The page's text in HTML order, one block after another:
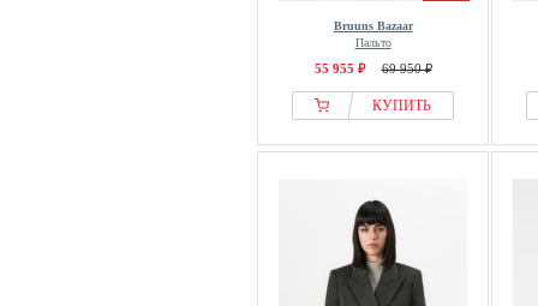
Bruuns Bazaar
Пальто
55 955 ₽ 69 950 ₽
КУПИТЬ